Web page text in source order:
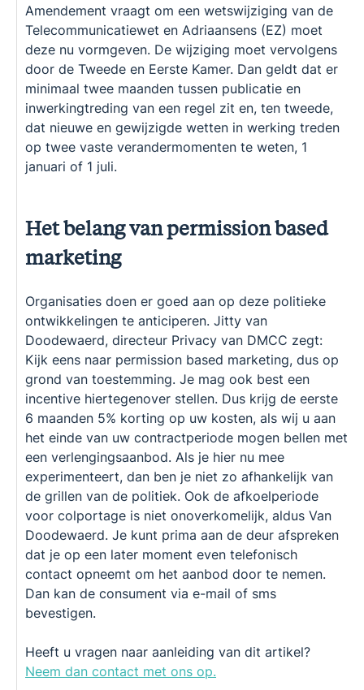
Amendement vraagt om een wetswijziging van de
Telecommunicatiewet en Adriaansens (EZ) moet
deze nu vormgeven. De wijziging moet vervolgens
door de Tweede en Eerste Kamer. Dan geldt dat er
minimaal twee maanden tussen publicatie en
inwerkingtreding van een regel zit en, ten tweede,
dat nieuwe en gewijzigde wetten in werking treden
op twee vaste verandermomenten te weten, 1
januari of 1 juli.
Het belang van permission based
marketing
Organisaties doen er goed aan op deze politieke
ontwikkelingen te anticiperen. Jitty van
Doodewaerd, directeur Privacy van DMCC zegt:
Kijk eens naar permission based marketing, dus op
grond van toestemming. Je mag ook best een
incentive hiertegenover stellen. Dus krijg de eerste
6 maanden 5% korting op uw kosten, als wij u aan
het einde van uw contractperiode mogen bellen met
een verlengingsaanbod. Als je hier nu mee
experimenteert, dan ben je niet zo afhankelijk van
de grillen van de politiek. Ook de afkoelperiode
voor colportage is niet onoverkomelijk, aldus Van
Doodewaerd. Je kunt prima aan de deur afspreken
dat je op een later moment even telefonisch
contact opneemt om het aanbod door te nemen.
Dan kan de consument via e-mail of sms
bevestigen.
Heeft u vragen naar aanleiding van dit artikel?
Neem dan contact met ons op.